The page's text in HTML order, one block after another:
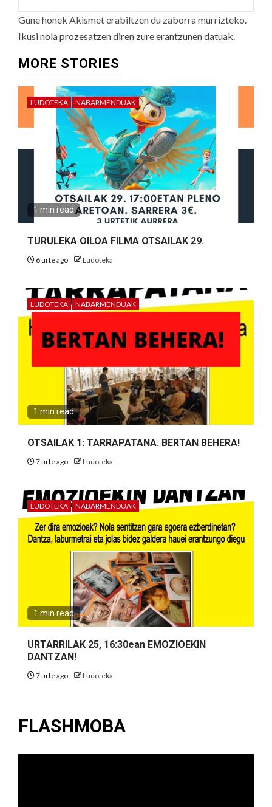
Gune honek Akismet erabiltzen du zaborra murrizteko.
Ikusi nola prozesatzen diren zure erantzunen datuak.
MORE STORIES
LUDOTEKA NABARMENDUAK
1 min read
TURULEKA OILOA FILMA OTSAILAK 29.
6 urte ago Ludoteka
LUDOTEKA NABARMENDUAK
1 min read
OTSAILAK 1: TARRAPATANA. BERTAN BEHERA!
7 urte ago Ludoteka
LUDOTEKA NABARMENDUAK
1 min read
URTARRILAK 25, 16:30ean EMOZIOEKIN
DANTZAN!
7 urte ago Ludoteka
FLASHMOBA